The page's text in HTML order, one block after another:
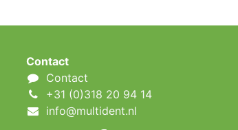
Contact
Contact
+31 (0)318 20 94 14
info@multident.nl